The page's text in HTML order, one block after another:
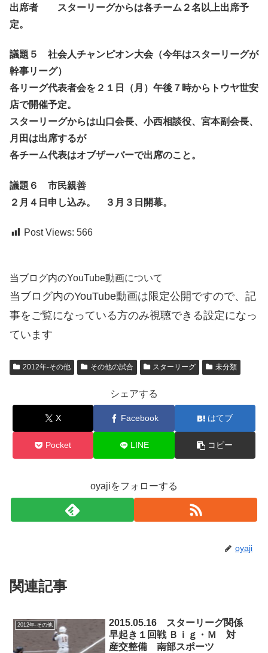
出席者 スターリーグからは各チーム２名以上出席予
定。
議題５ 社会人チャンピオン大会（今年はスターリーグが
幹事リーグ）
各リーグ代表者会を２１日（月）午後７時からトウヤ世安
店で開催予定。
スターリーグからは山口会長、小西相談役、宮本副会長、
月田は出席するが
各チーム代表はオブザーバーで出席のこと。
議題６ 市民親善
２月４日申し込み。 ３月３日開幕。
Post Views: 566
当ブログ内のYouTube動画について
当ブログ内のYouTube動画は限定公開ですので、記
事をご覧になっている方のみ視聴できる設定になっ
ています
2012年-その他 その他の試合 スターリーグ 未分類
シェアする
X Facebook はてブ
Pocket LINE コピー
oyajiをフォローする
oyaji
関連記事
2012年-その他
2015.05.16 スターリーグ関係
早起き１回戦 Ｂｉｇ・Ｍ 対
産交整備 南部スポーツ